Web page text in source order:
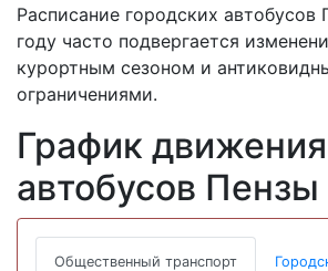
Расписание городских автобусов
году часто подвергается
курортным сезоном и
ограничениями.
График движения
автобусов Пензы
Общественный транспорт